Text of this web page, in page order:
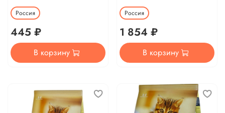
Россия
445 ₽
В корзину
Россия
1 854 ₽
В корзину